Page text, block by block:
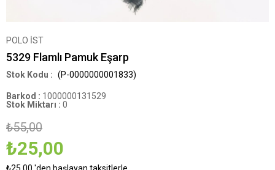
POLO İST
5329 Flamlı Pamuk Eşarp
(P-0000000001833)
Barkod : 1000000131529
Stok Miktarı : 0
₺55,00
₺25,00
₺25,00 'den başlayan taksitlerle